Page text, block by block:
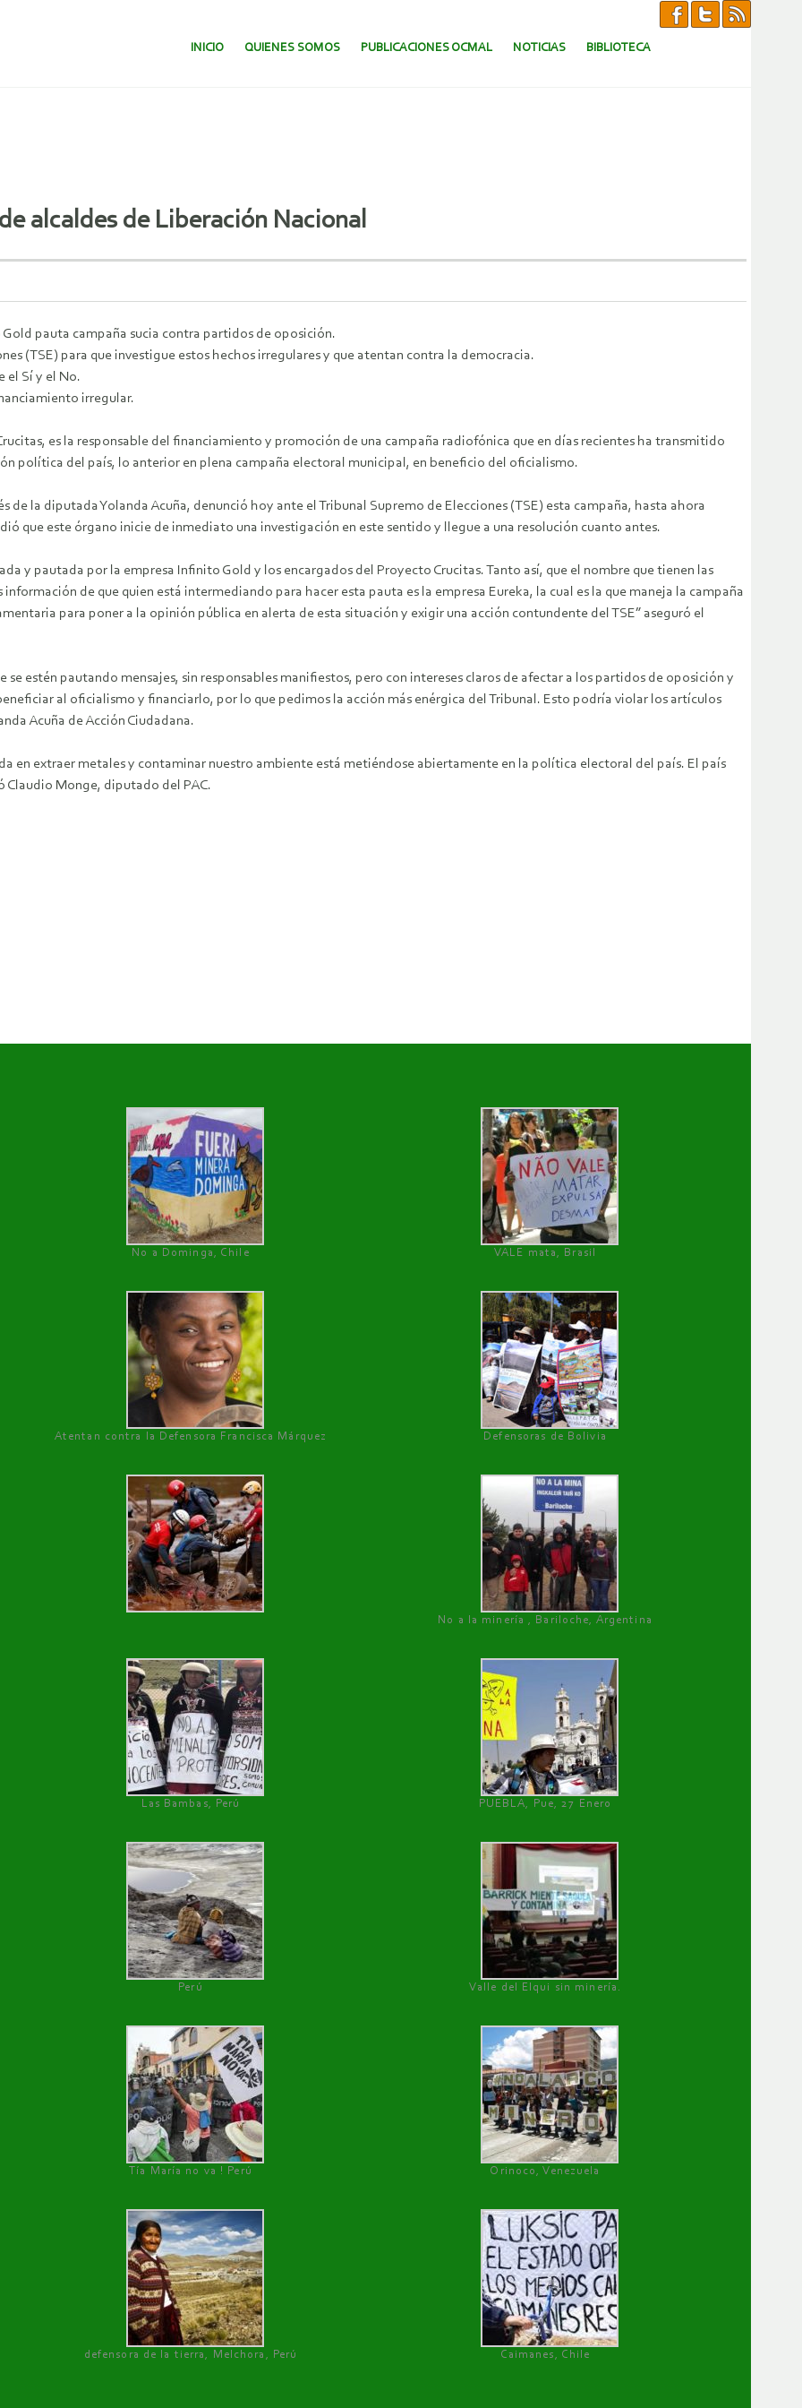
SALTAR AL CONTENIDO.
INICIO QUIENES SOMOS PUBLICACIONES OCMAL NOTICIAS BIBLIOTECA
alcaldes de Liberación Nacional
pauta campaña sucia contra partidos de oposición.
(TSE) para que investigue estos hechos irregulares y que atentan contra la democracia.
el Sí y el No.
irregular.
es la responsable del financiamiento y promoción de una campaña radiofónica que en días recientes ha transmitido
política del país, lo anterior en plena campaña electoral municipal, en beneficio del oficialismo.
de la diputada Yolanda Acuña, denunció hoy ante el Tribunal Supremo de Elecciones (TSE) esta campaña, hasta ahora
que este órgano inicie de inmediato una investigación en este sentido y llegue a una resolución cuanto antes.
y pautada por la empresa Infinito Gold y los encargados del Proyecto Crucitas. Tanto así, que el nombre que tienen las
de que quien está intermediando para hacer esta pauta es la empresa Eureka, la cual es la que maneja la campaña
para poner a la opinión pública en alerta de esta situación y exigir una acción contundente del TSE” aseguró el
se estén pautando mensajes, sin responsables manifiestos, pero con intereses claros de afectar a los partidos de oposición y
al oficialismo y financiarlo, por lo que pedimos la acción más enérgica del Tribunal. Esto podría violar los artículos
Acuña de Acción Ciudadana.
en extraer metales y contaminar nuestro ambiente está metiéndose abiertamente en la política electoral del país. El país
Claudio Monge, diputado del PAC.
No a Dominga, Chile
VALE mata, Brasil
Atentan contra la Defensora Francisca Márquez Defensoras de Bolivia
No a la minería , Bariloche, Argentina
Las Bambas, Perú PUEBLA, Pue, 27 Enero
Perú Valle del Elqui sin minería.
Tía María no va ! Perú Orinoco, Venezuela
defensora de la tierra, Melchora, Perú Caimanes, Chile